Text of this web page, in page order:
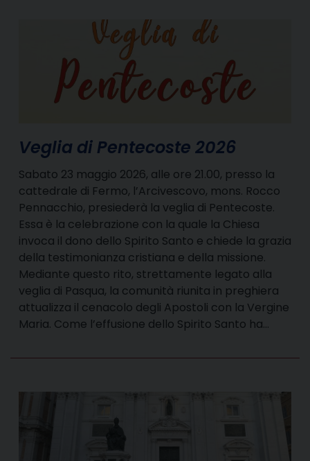
Veglia di Pentecoste 2026
Sabato 23 maggio 2026, alle ore 21.00, presso la
cattedrale di Fermo, l’Arcivescovo, mons. Rocco
Pennacchio, presiederà la veglia di Pentecoste.
Essa è la celebrazione con la quale la Chiesa
invoca il dono dello Spirito Santo e chiede la grazia
della testimonianza cristiana e della missione.
Mediante questo rito, strettamente legato alla
veglia di Pasqua, la comunità riunita in preghiera
attualizza il cenacolo degli Apostoli con la Vergine
Maria. Come l’effusione dello Spirito Santo ha…